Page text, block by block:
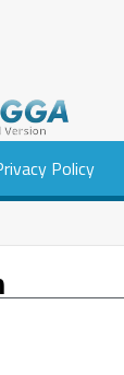
Policy